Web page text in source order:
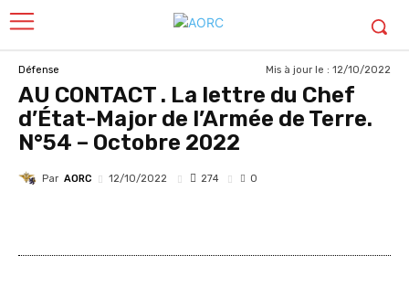
Défense Mis à jour le : 12/10/2022
AU CONTACT . La lettre du Chef
d’État-Major de l’Armée de Terre.
N°54 – Octobre 2022
Par AORC 12/10/2022 274 0